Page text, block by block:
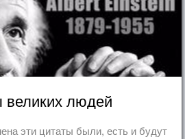
великих людей
эти цитаты были, есть и будут